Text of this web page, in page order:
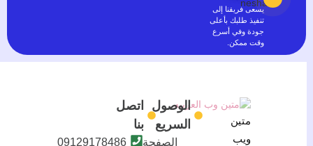
يسعى فريقنا إلى
تنفيذ طلبك بأعلى
جودة وفي أسرع
وقت ممكن.
متين
ويب
الوصول
السريع
الصفحة
اتصل
بنا
09129178486